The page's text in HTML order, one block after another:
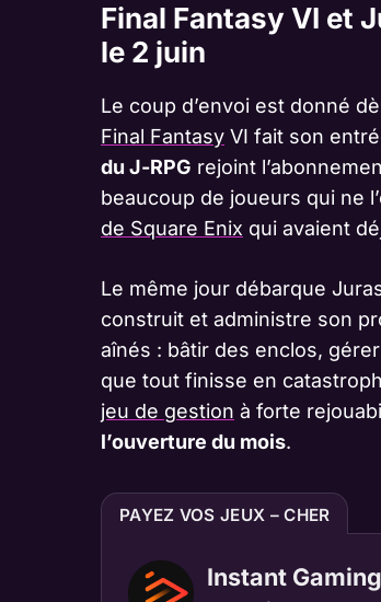
Final Fantasy VI et
le 2 juin
Le coup d’envoi est donné
Final Fantasy VI fait son
du J-RPG rejoint
beaucoup de joueurs qui ne
de Square Enix qui avaient
Le même jour débarque
construit et administre son
aînés : bâtir des enclos,
que tout finisse en
jeu de gestion à forte
l’ouverture du mois.
PAYEZ VOS JEUX – CHER
Instant Gaming